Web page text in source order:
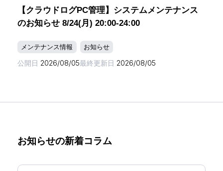
【クラウドログPC管理】システムメンテナンス
のお知らせ 8/24(月) 20:00-24:00
メンテナンス情報 お知らせ
公開日 2026/08/05最終更新日 2026/08/05
お知らせの新着コラム